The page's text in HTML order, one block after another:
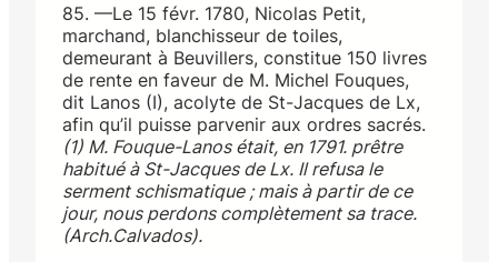
85. —Le 15 févr. 1780, Nicolas Petit,
marchand, blanchisseur de toiles,
demeurant à Beuvillers, constitue 150 livres
de rente en faveur de M. Michel Fouques,
dit Lanos (I), acolyte de St-Jacques de Lx,
afin qu’il puisse parvenir aux ordres sacrés.
(1) M. Fouque-Lanos était, en 1791. prêtre
habitué à St-Jacques de Lx. Il refusa le
serment schismatique ; mais à partir de ce
jour, nous perdons complètement sa trace.
(Arch.Calvados).